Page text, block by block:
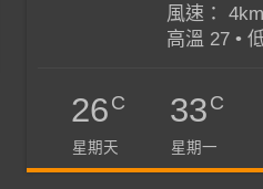
風速：
高溫 27 •
26C
星期天
33C
星期一